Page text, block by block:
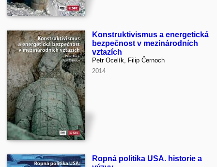
Konstruktivismus a energetická
bezpečnost v mezinárodních
vztazích
Petr Ocelík, Filip Černoch
2014
Ropná politika USA. historie a